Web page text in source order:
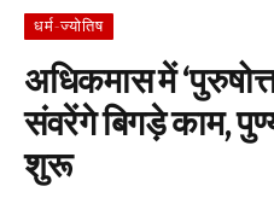
धर्म-ज्योतिष
अधिकमास में
संवरेंगे बिगड़े काम,
शुरू